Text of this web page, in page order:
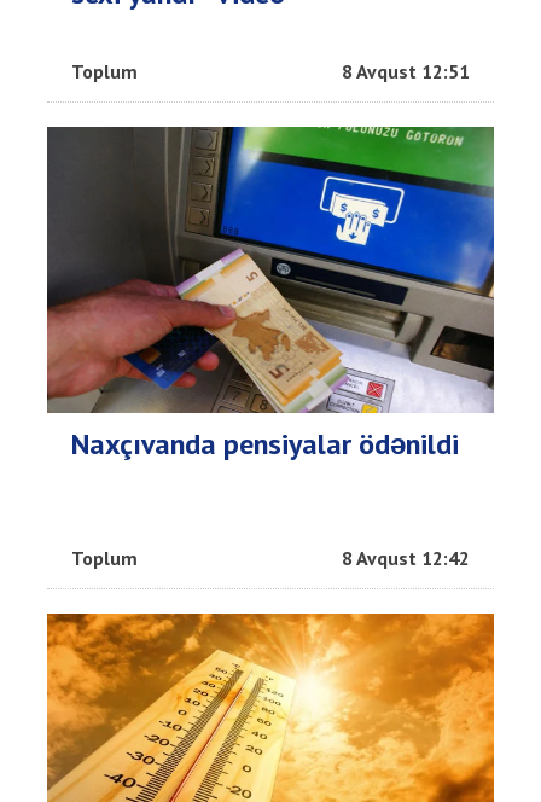
Toplum 8 Avqust 12:51
Naxçıvanda pensiyalar ödənildi
Toplum 8 Avqust 12:42